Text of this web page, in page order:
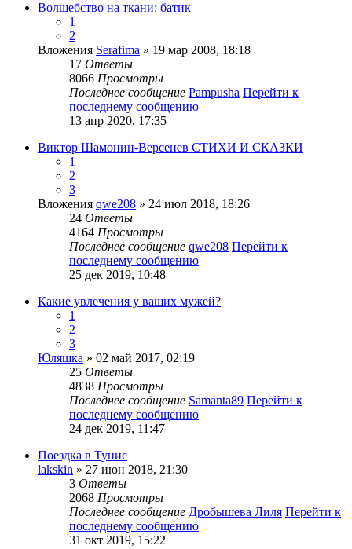
Волшебство на ткани: батик
1
2
Вложения Serafima » 19 мар 2008, 18:18
17 Ответы
8066 Просмотры
Последнее сообщение Pampusha Перейти к
последнему сообщению
13 апр 2020, 17:35
Виктор Шамонин-Версенев СТИХИ И СКАЗКИ
1
2
3
Вложения qwe208 » 24 июл 2018, 18:26
24 Ответы
4164 Просмотры
Последнее сообщение qwe208 Перейти к
последнему сообщению
25 дек 2019, 10:48
Какие увлечения у ваших мужей?
1
2
3
Юляшка » 02 май 2017, 02:19
25 Ответы
4838 Просмотры
Последнее сообщение Samanta89 Перейти к
последнему сообщению
24 дек 2019, 11:47
Поездка в Тунис
lakskin » 27 июн 2018, 21:30
3 Ответы
2068 Просмотры
Последнее сообщение Дробышева Лиля Перейти к
последнему сообщению
31 окт 2019, 15:22